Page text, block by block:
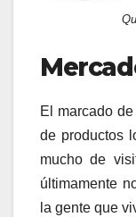
El marcado
de productos
mucho de
últimamente
la gente que